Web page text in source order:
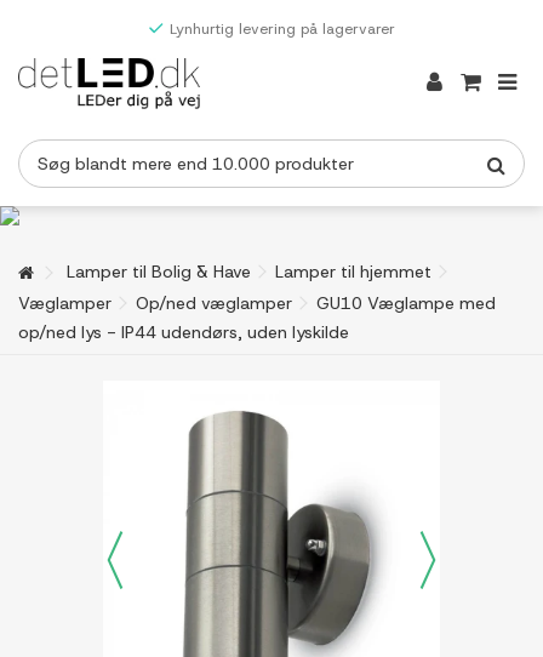
Lynhurtig levering på lagervarer
Lamper til Bolig & Have
Lamper til hjemmet
Væglamper
Op/ned væglamper
GU10 Væglampe med
op/ned lys - IP44 udendørs, uden lyskilde